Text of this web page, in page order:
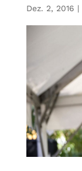
Dez. 2, 2016 |